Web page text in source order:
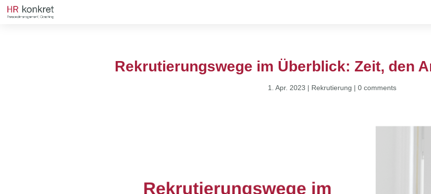
Rekrutierungswege im Überblick: Zeit, den
1. Apr. 2023 | Rekrutierung | 0 comments